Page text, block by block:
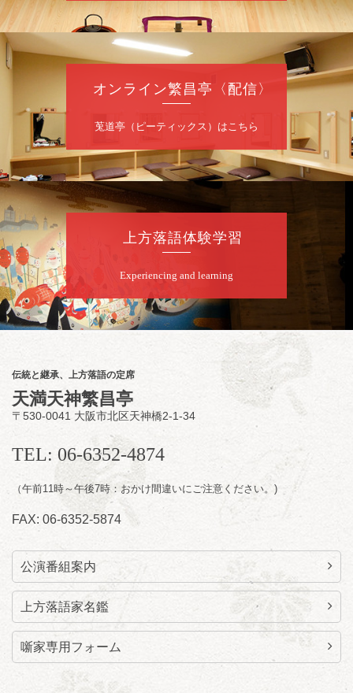
桂九寿玉／桂弥太郎／桂かい枝※／けんたと
ももえ（音曲漫才）※／笑福亭三喬／桂米二
～仲入～桂咲之輔／林家染団治／渡辺あきら
（ジャグリング）／笑福亭松枝（※…配信は
ございません）
★菟道亭配信あり
夜
8月10日（月）
桂慶治朗 月例奮闘落語会 八月席
桂慶治朗「鉄砲勇助」「植木屋娘」ほか一席
／桂弥壱「開口一番」
前売2,000円 当日2,500円
お問合せ：慶治朗落語会事務局 090-8126-
2020
★菟道亭配信あり
配信の
購入はこちらをクリック
8月11日（火）
昼席：番組案内
桂九寿玉／桂弥太郎／桂かい枝※／けんたと
ももえ（音曲漫才）※／笑福亭三喬／桂米平
～仲入～桂咲之輔／林家染団治／キタノ大地
（マジック）／笑福亭松枝（※…配信はござ
★菟道亭 配信あり
オンライン繁昌亭〈配信〉
莵道亭（ピーティックス）はこちら
上方落語体験学習
Experiencing and learning
伝統と継承、上方落語の定席
天満天神繁昌亭
〒530-0041 大阪市北区天神橋2-1-34
TEL: 06-6352-4874
（午前11時～午後7時：おかけ間違いにご注意ください。)
FAX: 06-6352-5874
公演番組案内
上方落語家名鑑
噺家専用フォーム